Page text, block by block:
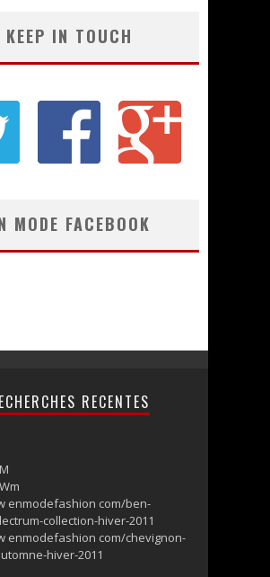
KEEP IN TOUCH
MODE FACEBOOK
RECENTES
enmodefashion com/ben-
collection-hiver-2011
enmodefashion com/chevignon-
hiver-2011